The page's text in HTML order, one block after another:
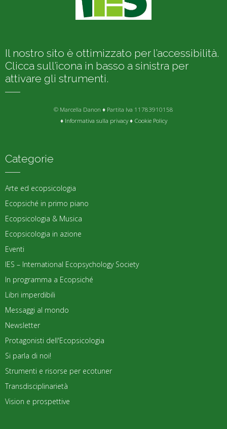
Il nostro sito è ottimizzato per l’accessibilità.
Clicca sull’icona in basso a sinistra per
attivare gli strumenti.
© Marcella Danon ♦ Partita Iva 11783910158
♦ Informativa sulla privacy♦ Cookie Policy
Categorie
Arte ed ecopsicologia
Ecopsiché in primo piano
Ecopsicologia & Musica
Ecopsicologia in azione
Eventi
IES – International Ecopsychology Society
In programma a Ecopsiché
Libri imperdibili
Messaggi al mondo
Newsletter
Protagonisti dell'Ecopsicologia
Si parla di noi!
Strumenti e risorse per ecotuner
Transdisciplinarietà
Vision e prospettive